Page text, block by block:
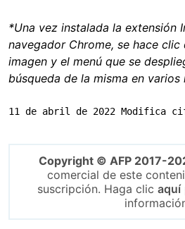
*Una vez instalada la extensión
navegador Chrome, se hace clic
imagen y el menú que se
búsqueda de la misma en varios
11 de abril de 2022 Modifica
Copyright © AFP 2017-
comercial de este
suscripción. Haga clic aquí